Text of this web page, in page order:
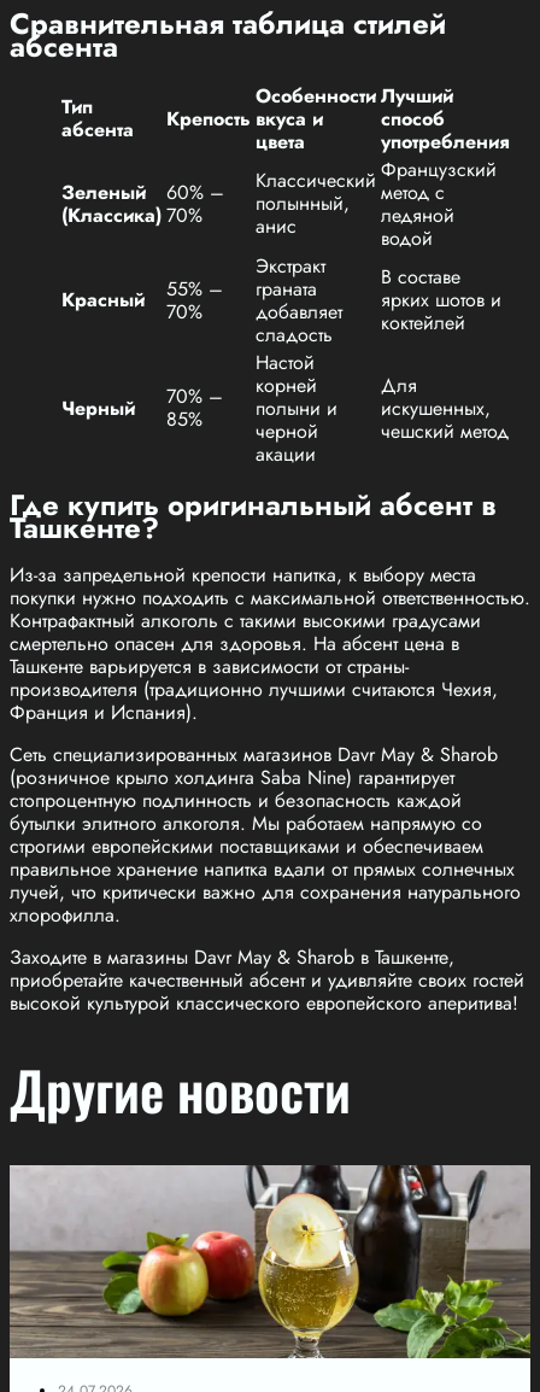
Сравнительная таблица стилей
абсента
Тип
абсента
Крепость
Особенности
вкуса и
цвета
Лучший
способ
употребления
Зеленый
(Классика)
60% –
70%
Классический
полынный,
анис
Французский
метод с
ледяной
водой
Красный
55% –
70%
Экстракт
граната
добавляет
сладость
В составе
ярких шотов и
коктейлей
Черный
70% –
85%
Настой
корней
полыни и
черной
акации
Для
искушенных,
чешский метод
Где купить оригинальный абсент в
Ташкенте?
Из-за запредельной крепости напитка, к выбору места
покупки нужно подходить с максимальной ответственностью.
Контрафактный алкоголь с такими высокими градусами
смертельно опасен для здоровья. На абсент цена в
Ташкенте варьируется в зависимости от страны-
производителя (традиционно лучшими считаются Чехия,
Франция и Испания).
Сеть специализированных магазинов Davr May & Sharob
(розничное крыло холдинга Saba Nine) гарантирует
стопроцентную подлинность и безопасность каждой
бутылки элитного алкоголя. Мы работаем напрямую со
строгими европейскими поставщиками и обеспечиваем
правильное хранение напитка вдали от прямых солнечных
лучей, что критически важно для сохранения натурального
хлорофилла.
Заходите в магазины Davr May & Sharob в Ташкенте,
приобретайте качественный абсент и удивляйте своих гостей
высокой культурой классического европейского аперитива!
Другие новости